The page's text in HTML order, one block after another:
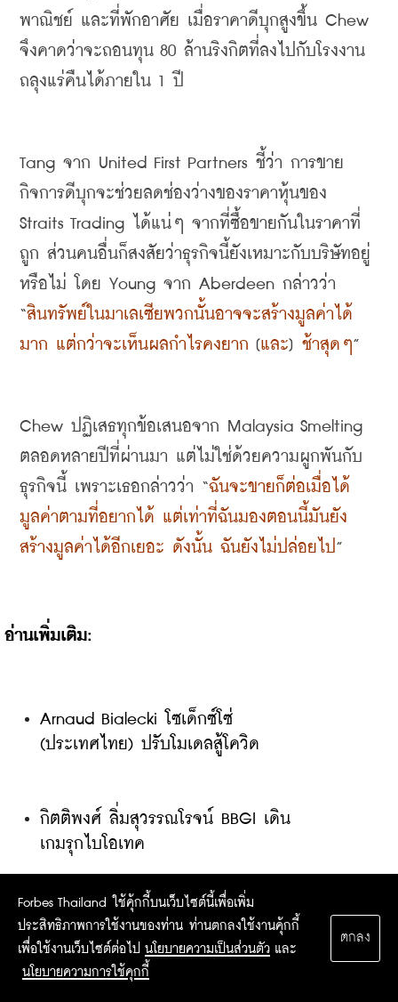
พาณิชย์ และที่พักอาศัย เมื่อราคาดีบุกสูงขึ้น
จึงคาดว่าจะถอนทุน 80 ล้านริงกิตที่ลงไปกับโรงงาน
ถลุงแร่คืนได้ภายใน 1 ปี
Tang จาก United First Partners ชี้ว่า การขาย
กิจการดีบุกจะช่วยลดช่องว่างของราคาหุ้นของ
Straits Trading
ได้แน่ๆ จากที่ซื้อขายกันในราคาที่
ถูก ส่วนคนอื่นก็สงสัยว่าธุรกิจนี้ยังเหมาะกับบริษัทอยู่
หรือไม่ โดย Young จาก Aberdeen กล่าวว่า
“สินทรัพย์ในมาเลเซียพวกนั้นอาจจะสร้างมูลค่าได้
มาก แต่กว่าจะเห็นผลกำไรคงยาก [และ] ช้าสุดๆ”
Chew ปฏิเสธทุกข้อเสนอจาก
ตลอดหลายปีที่ผ่านมา แต่ไม่ใช่ด้วยความผูกพันกับ
ธุรกิจนี้ เพราะเธอกล่าวว่า “ฉันจะขายก็ต่อเมื่อได้
มูลค่าตามที่อยากได้ แต่เท่าที่ฉันมองตอนนี้มันยัง
สร้างมูลค่าได้อีกเยอะ ดังนั้น ฉันยังไม่ปล่อยไป ”
อ่านเพิ่มเติม:
Arnaud Bialecki โซเด็กซ์โซ่
(ประเทศไทย) ปรับโมเดลสู้โควิด
กิตติพงศ์ ลิ่มสุวรรณโรจน์ BBGI เดิน
เกมรุกไบโอเทค
Sam Bankman-Fried ราชาแห่งคริป
โตเคอร์เรนซี
Forbes Thailand ใช้คุ้กกี้บนเว็บไซต์นี้เพื่อเพิ่ม
ประสิทธิภาพการใช้งานของท่าน ท่านตกลงใช้งานคุ้กกี้
เพื่อใช้งานเว็บไซต์ต่อไป นโยบายความเป็นส่วนตัว และ
นโยบายความการใช้คุกกี้
ตกลง